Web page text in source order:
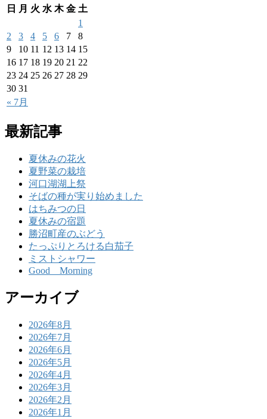
日
月 火 水 木 金 土
« 7月
1
2
3 4 5 6 7
8
9
10 11 12 13 14 15
16 17 18 19 20 21 22
23 24 25 26 27 28 29
30 31
最新記事
夏休みの花火
夏野菜の栽培
河口湖湖上祭
そばの種が実り始めました
はちみつの日
夏休みの宿題
勝沼町産のぶどう
たっぷりとろける白茄子
ミストシャワー
Good Morning
アーカイブ
2026年8月
2026年7月
2026年6月
2026年5月
2026年4月
2026年3月
2026年2月
2026年1月